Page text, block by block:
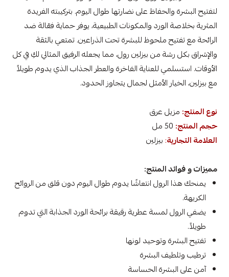
لتفتيح البشرة والحفاظ على نضارتها طوال اليوم. بتركيبته الفريدة
المثرية بخلاصة الورد والمكونات الطبيعية، يوفر حماية فعّالة ضد
الرائحة مع تفتيح ملحوظ للبشرة تحت الذراعين. تمتعي بالثقة
والإشراق بكل رشة من بيزلين رول، مما يجعله الرفيق المثالي لكِ في كل
الأوقات. استسلمي للعناية الفاخرة والعطر الجذاب الذي يدوم طويلاً
مع بيزلين، الخيار الأمثل لجمال يتجاوز الحدود.
نوع المنتج: مزيل عرق
حجم المنتج:
العلامة التجارية: بيزلين
مميزات و فوائد المنتج:
يمنحك هذا الرول انتعاشًا يدوم طوال اليوم دون قلق من الروائح
الكريهة.
يضفي الرول لمسة عطرية رقيقة برائحة الورد الجذابة التي تدوم
طويلاً.
تفتيح البشرة وتوحيد لونها
ترطيب وتلطيف البشرة
آمن على البشرة الحساسة